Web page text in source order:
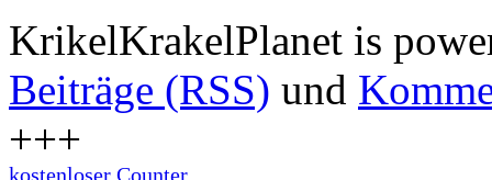
KrikelKrakelPlanet is
Beiträge (RSS) und
+++
kostenloser Counter